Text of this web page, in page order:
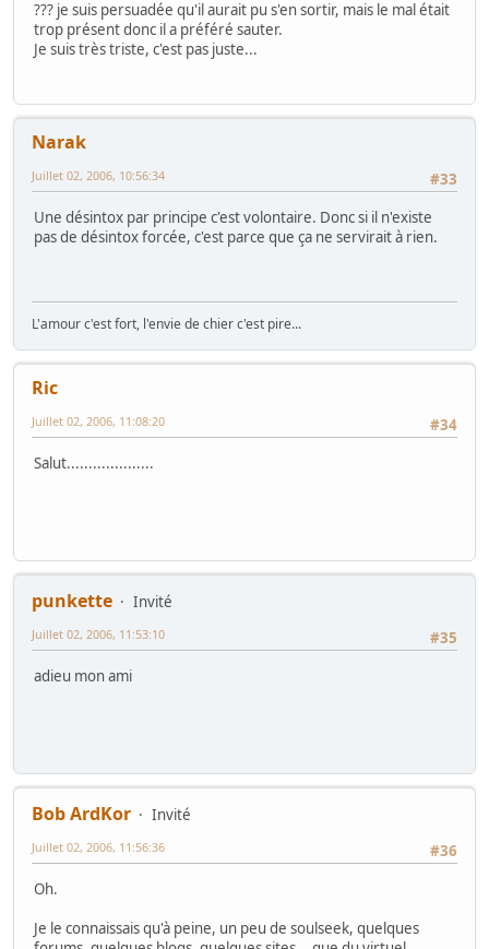
??? je suis persuadée qu'il aurait pu s'en sortir, mais le mal était
trop présent donc il a préféré sauter.
Je suis très triste, c'est pas juste...
Narak
#33
Juillet 02, 2006, 10:56:34
Une désintox par principe c'est volontaire. Donc si il n'existe
pas de désintox forcée, c'est parce que ça ne servirait à rien.
L'amour c'est fort, l'envie de chier c'est pire...
Ric
#34
Juillet 02, 2006, 11:08:20
Salut....................
punkette
Invité
#35
Juillet 02, 2006, 11:53:10
adieu mon ami
Bob ArdKor
Invité
#36
Juillet 02, 2006, 11:56:36
Oh.
Je le connaissais qu'à peine, un peu de soulseek, quelques